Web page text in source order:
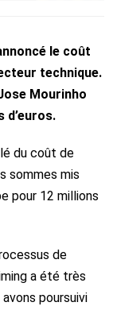
le coût
technique.
Mourinho
d’euros.
du coût de
sommes mis
pour 12 millions
de
a été très
poursuivi